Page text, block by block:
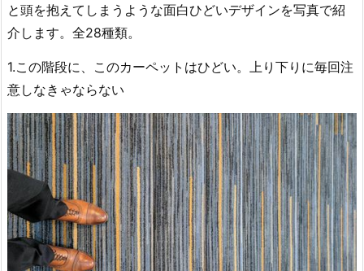
と頭を抱えてしまうような面白ひどいデザインを写真で紹
介します。全28種類。
1.この階段に、このカーペットはひどい。上り下りに毎回注
意しなきゃならない